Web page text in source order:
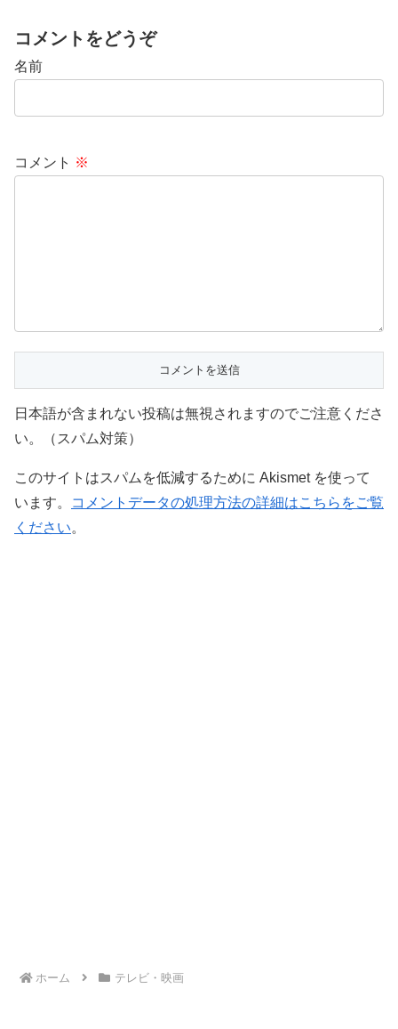
コメントをどうぞ
名前
コメント ※
日本語が含まれない投稿は無視されますのでご注意くださ
い。（スパム対策）
このサイトはスパムを低減するために Akismet を使って
います。
コメントデータの処理方法の詳細はこちらをご覧
ください。
ホーム テレビ・映画